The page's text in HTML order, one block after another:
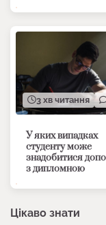
3 хв читання
У яких випадках
студенту може
знадобитися
з дипломною
Цікаво знати